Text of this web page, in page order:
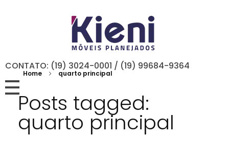
CONTATO: (19) 3024-0001 / (19) 99684-9364
Home quarto principal
Posts tagged:
quarto principal